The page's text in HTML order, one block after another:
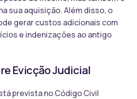
sua aquisição. Além disso, o
gerar custos adicionais com
e indenizações ao antigo
Evicção Judicial
prevista no Código Civil